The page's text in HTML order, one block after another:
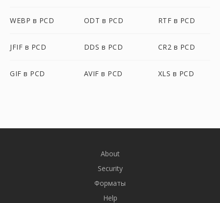
WEBP в PCD ODT в PCD RTF в PCD
JFIF в PCD DDS в PCD CR2 в PCD
GIF в PCD AVIF в PCD XLS в PCD
About
Security
Форматы
Help